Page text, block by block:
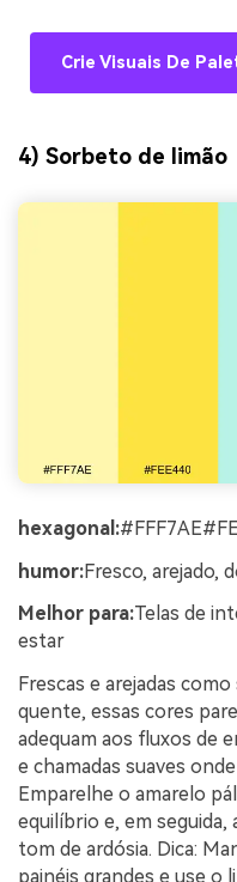
Crie Visuais De
4) Sorbeto de limão
hexagonal:
humor:Fresco, arejado,
Melhor para:Telas de
estar
Frescas e arejadas
quente, essas cores
adequam aos fluxos de
e chamadas suaves
Emparelhe o amarelo
equilíbrio e, em
tom de ardósia. Dica:
painéis grandes e use o